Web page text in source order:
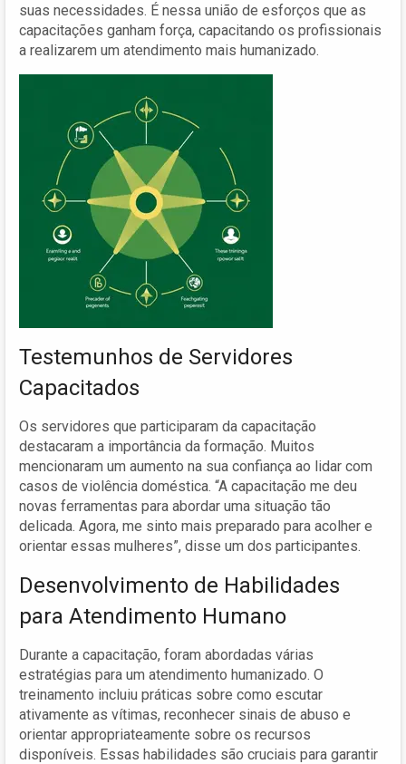
suas necessidades. É nessa união de esforços que as
capacitações ganham força, capacitando os profissionais
a realizarem um atendimento mais humanizado.
Testemunhos de Servidores
Capacitados
Os servidores que participaram da capacitação
destacaram a importância da formação. Muitos
mencionaram um aumento na sua confiança ao lidar com
casos de violência doméstica. “A capacitação me deu
novas ferramentas para abordar uma situação tão
delicada. Agora, me sinto mais preparado para acolher e
orientar essas mulheres”, disse um dos participantes.
Desenvolvimento de Habilidades
para Atendimento Humano
Durante a capacitação, foram abordadas várias
estratégias para um atendimento humanizado. O
treinamento incluiu práticas sobre como escutar
ativamente as vítimas, reconhecer sinais de abuso e
orientar appropriateamente sobre os recursos
disponíveis. Essas habilidades são cruciais para garantir